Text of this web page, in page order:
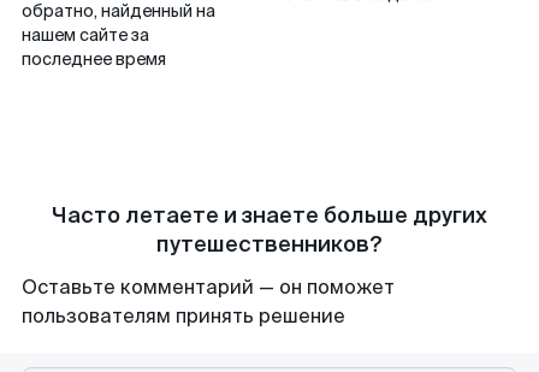
обратно, найденный на
нашем сайте за
последнее время
Часто летаете и знаете больше других
путешественников?
Оставьте комментарий — он поможет
пользователям принять решение